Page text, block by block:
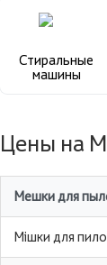
Стиральные
машины
Цены на
Мешки для
Мішки для